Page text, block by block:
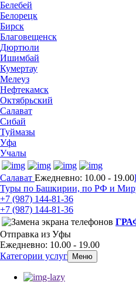
Белебей
Белорецк
Бирск
Благовещенск
Дюртюли
Ишимбай
Кумертау
Мелеуз
Нефтекамск
Октябрьский
Салават
Сибай
Туймазы
Уфа
Учалы
Салават Ежедневно: 10.00 - 19.00
Туры по Башкирии, по РФ и
+7 (987) 144-81-36
+7 (987) 144-81-36
Отправка из Уфы
Ежедневно: 10.00 - 19.00
Категории услуг
Меню